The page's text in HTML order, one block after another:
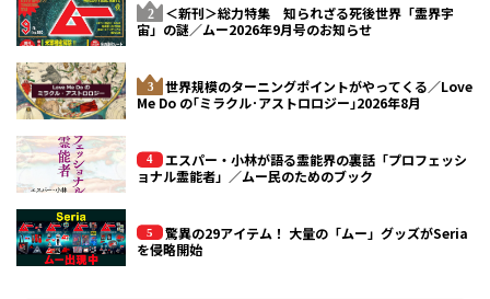
＜新刊＞総力特集 知られざる死後世界「霊界宇
宙」の謎／ムー2026年9月号のお知らせ
世界規模のターニングポイントがやってくる／Love
Me Do の｢ミラクル･アストロロジー｣2026年8月
エスパー・小林が語る霊能界の裏話「プロフェッシ
ョナル霊能者」／ムー民のためのブック
驚異の29アイテム！ 大量の「ムー」グッズがSeria
を侵略開始